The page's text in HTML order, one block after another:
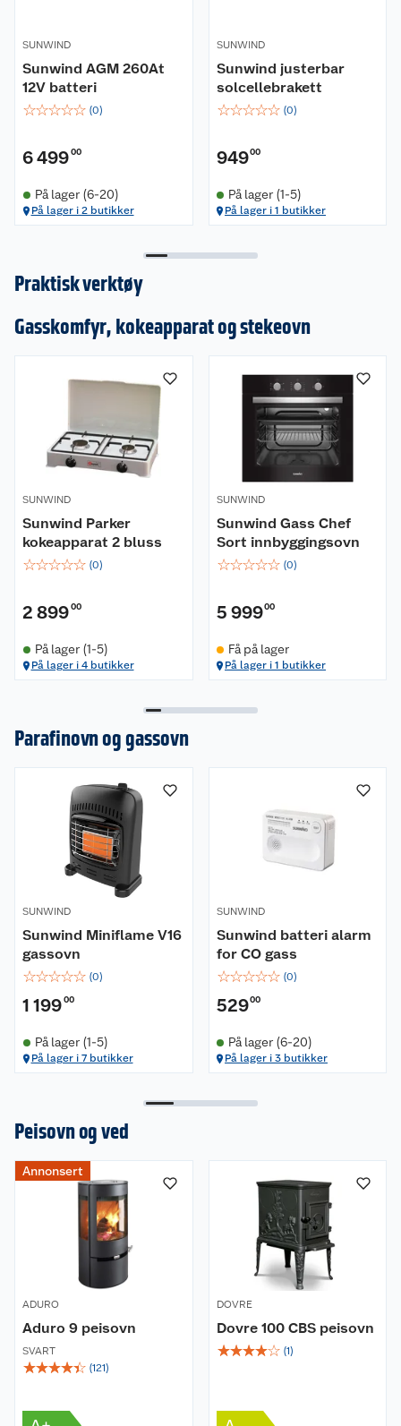
SUNWIND
Sunwind AGM 260At
12V batteri
☆☆☆☆☆ (0)
6 49900
På lager (6-20)
På lager i 2 butikker
SUNWIND
Sunwind justerbar
solcellebrakett
☆☆☆☆☆ (0)
94900
På lager (1-5)
På lager i 1 butikker
Praktisk verktøy
Gasskomfyr, kokeapparat og stekeovn
SUNWIND
Sunwind Parker
kokeapparat 2 bluss
☆☆☆☆☆ (0)
2 89900
På lager (1-5)
På lager i 4 butikker
SUNWIND
Sunwind Gass Chef
Sort innbyggingsovn
☆☆☆☆☆ (0)
5 99900
Få på lager
På lager i 1 butikker
Parafinovn og gassovn
SUNWIND
Sunwind Miniflame V16
gassovn
☆☆☆☆☆ (0)
1 19900
På lager (1-5)
På lager i 7 butikker
SUNWIND
Sunwind batteri alarm
for CO gass
☆☆☆☆☆ (0)
52900
På lager (6-20)
På lager i 3 butikker
Peisovn og ved
Annonsert
ADURO
Aduro 9 peisovn
SVART
☆☆☆☆☆ (121)
DOVRE
Dovre 100 CBS peisovn
☆☆☆☆☆ (1)